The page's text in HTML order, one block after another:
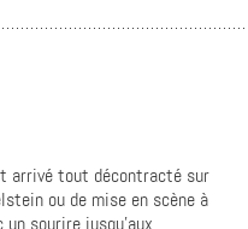
arrivé tout décontracté sur
ou de mise en scène à
sourire jusqu’aux